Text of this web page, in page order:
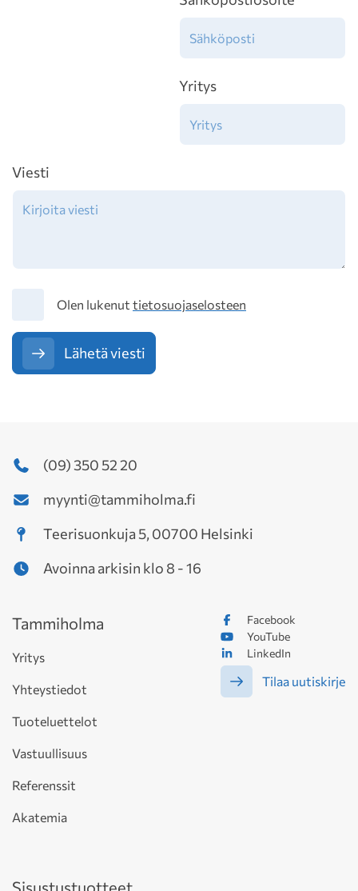
Yritys
Viesti
TietosuojaOlen lukenut tietosuojaselosteen
Lähetä viesti
(09) 350 52 20
myynti@tammiholma.fi
Teerisuonkuja 5, 00700 Helsinki
Avoinna arkisin klo 8 - 16
Facebook
YouTube
LinkedIn
Tilaa uutiskirje
Tammiholma
Yritys
Yhteystiedot
Tuoteluettelot
Vastuullisuus
Referenssit
Akatemia
Sisustustuotteet